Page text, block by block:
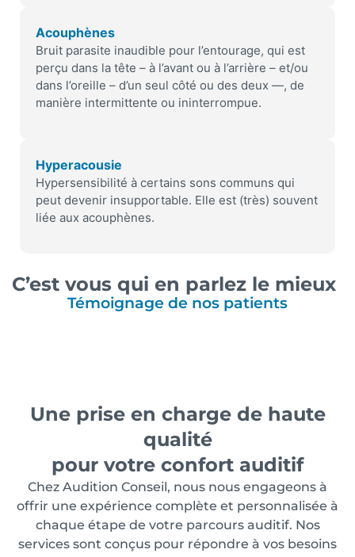
Acouphènes
Bruit parasite inaudible pour l’entourage, qui est
perçu dans la tête – à l’avant ou à l’arrière – et/ou
dans l’oreille – d’un seul côté ou des deux —, de
manière intermittente ou ininterrompue.
Hyperacousie
Hypersensibilité à certains sons communs qui
peut devenir insupportable. Elle est (très) souvent
liée aux acouphènes.
C’est vous qui en parlez le mieux
Témoignage de nos patients
Une prise en charge de haute
qualité
pour votre confort auditif
Chez Audition Conseil, nous nous engageons à
offrir une expérience complète et personnalisée à
chaque étape de votre parcours auditif. Nos
services sont conçus pour répondre à vos besoins